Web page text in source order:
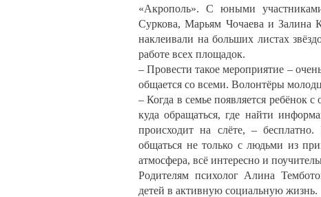
«Акрополь». С юными
Суркова, Марьям Чочаева и Залина
наклеивали на больших листах
работе всех площадок.
– Провести такое мероприятие –
общается со всеми. Волонтёры
– Когда в семье появляется ребёнок
куда обращаться, где найти
происходит на слёте, –
общаться не только с людьми из
атмосфера, всё интересно и
Родителям психолог Алина
детей в активную социальную жизнь.